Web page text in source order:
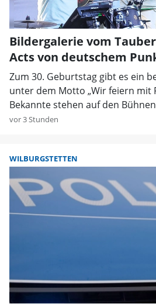
Bildergalerie vom
Acts von deutschem
Zum 30. Geburtstag gibt es ein
unter dem Motto „Wir feiern mit
Bekannte stehen auf den
vor 3 Stunden
WILBURGSTETTEN